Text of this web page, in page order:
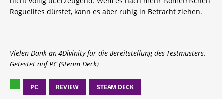
Roguelites dürstet, kann es aber ruhig in Betracht ziehen.
Vielen Dank an 4Divinity für die Bereitstellung des Testmusters.
Getestet auf PC (Steam Deck).
PC REVIEW STEAM DECK